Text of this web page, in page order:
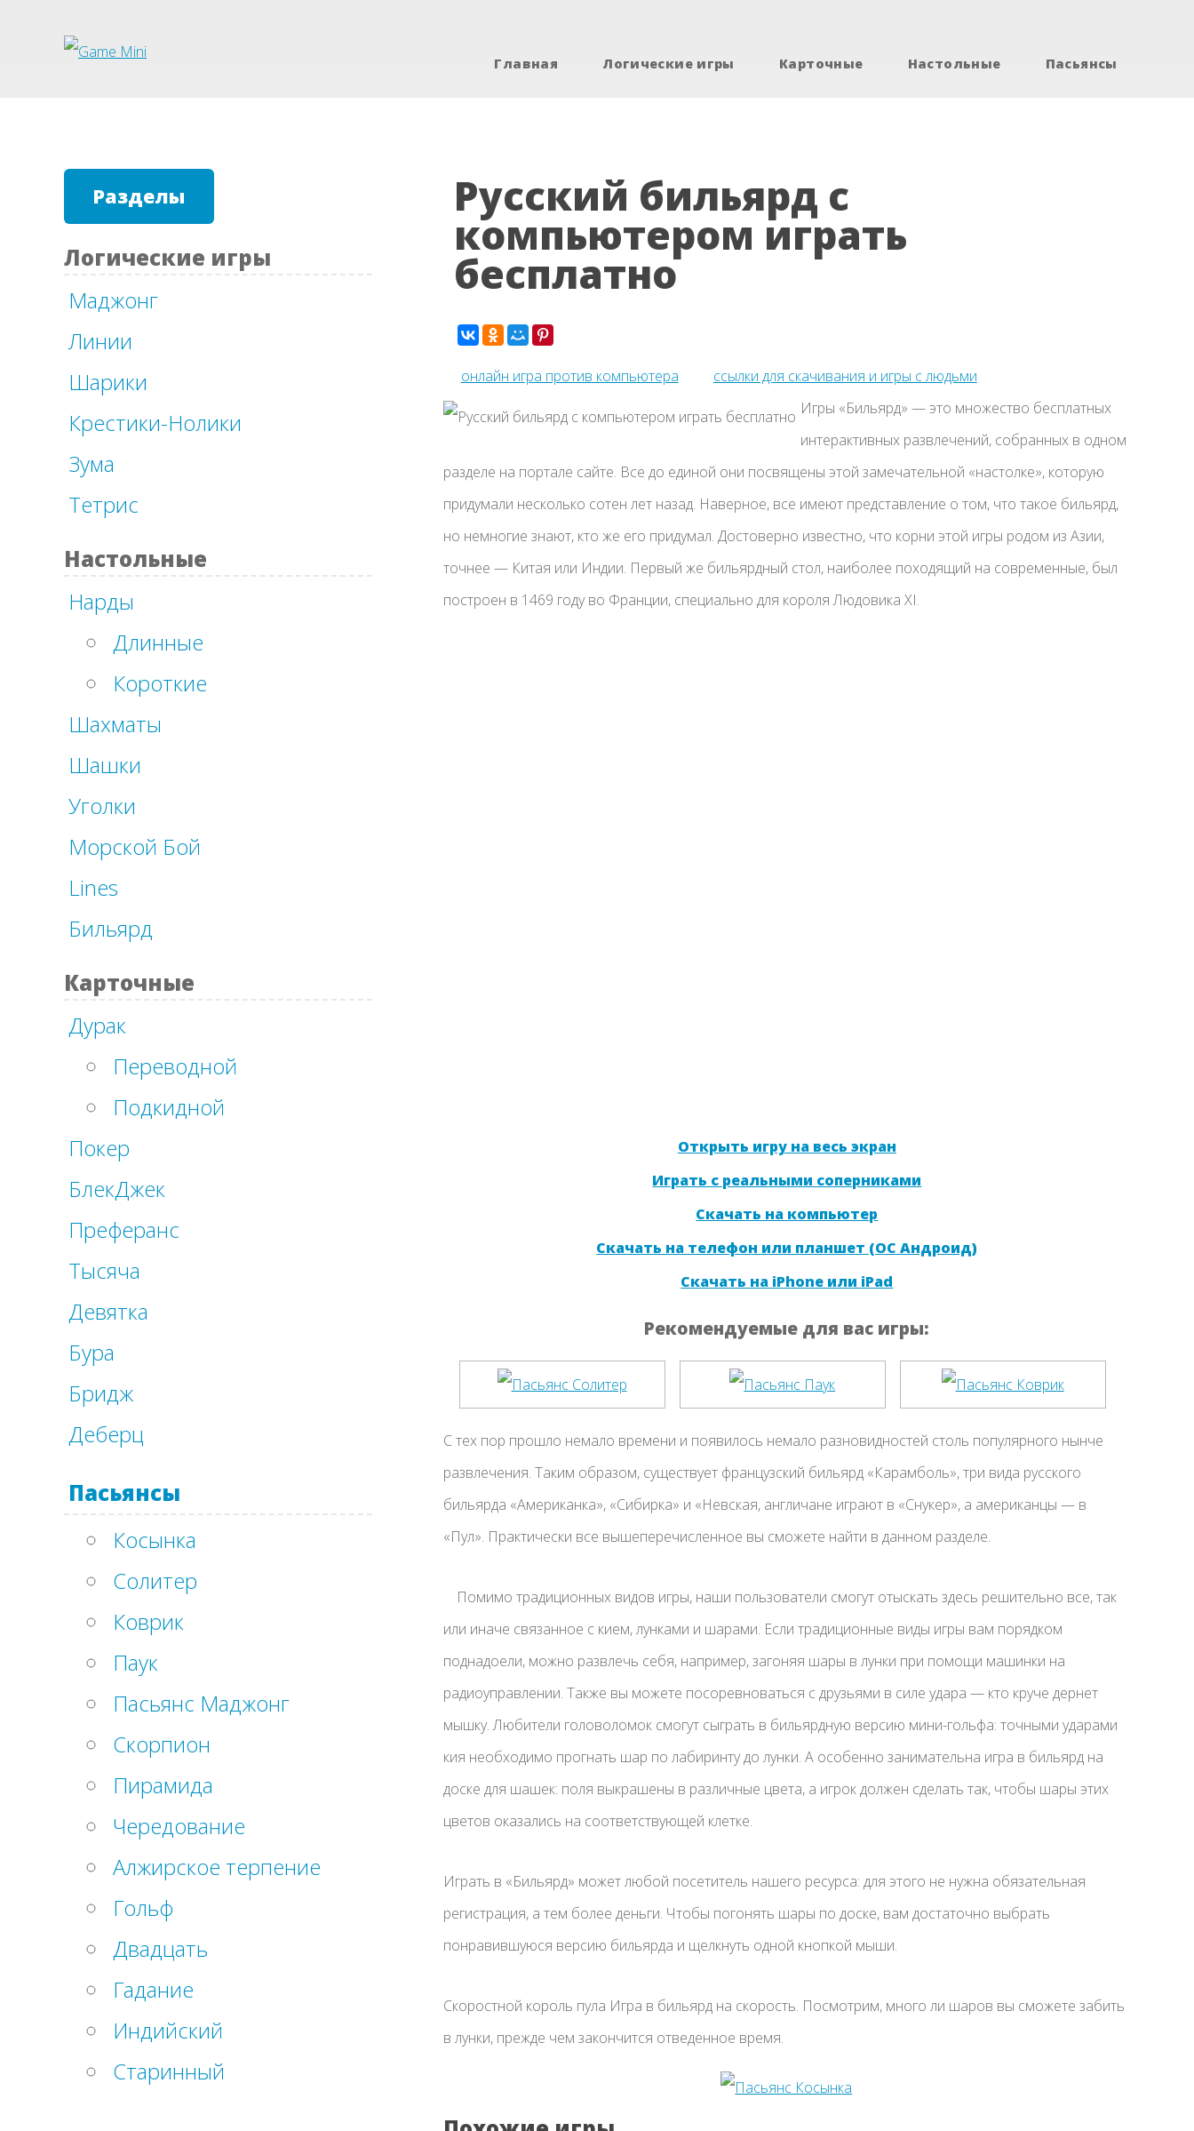
Главная Логические игры Карточные Настольные Пасьянсы
Разделы
Логические игры
Маджонг
Линии
Шарики
Крестики-Нолики
Зума
Тетрис
Настольные
Нарды
Длинные
Короткие
Шахматы
Шашки
Уголки
Морской Бой
Lines
Бильярд
Карточные
Дурак
Переводной
Подкидной
Покер
БлекДжек
Преферанс
Тысяча
Девятка
Бура
Бридж
Деберц
Пасьянсы
Косынка
Солитер
Коврик
Паук
Пасьянс Маджонг
Скорпион
Пирамида
Чередование
Алжирское терпение
Гольф
Двадцать
Гадание
Индийский
Старинный
Русский бильярд с
компьютером играть
бесплатно
онлайн игра против компьютера
ссылки для скачивания и игры с людьми
Игры «Бильярд» — это множество бесплатных
интерактивных развлечений, собранных в одном
разделе на портале сайте. Все до единой они посвящены этой замечательной «настолке», которую
придумали несколько сотен лет назад. Наверное, все имеют представление о том, что такое бильярд,
но немногие знают, кто же его придумал. Достоверно известно, что корни этой игры родом из Азии,
точнее — Китая или Индии. Первый же бильярдный стол, наиболее походящий на современные, был
построен в 1469 году во Франции, специально для короля Людовика XI.
Открыть игру на весь экран
Играть с реальными соперниками
Скачать на компьютер
Скачать на телефон или планшет (ОС Андроид)
Скачать на iPhone или iPad
Рекомендуемые для вас игры:
С тех пор прошло немало времени и появилось немало разновидностей столь популярного нынче
развлечения. Таким образом, существует французский бильярд «Карамболь», три вида русского
бильярда «Американка», «Сибирка» и «Невская, англичане играют в «Снукер», а американцы — в
«Пул». Практически все вышеперечисленное вы сможете найти в данном разделе.
Помимо традиционных видов игры, наши пользователи смогут отыскать здесь решительно все, так
или иначе связанное с кием, лунками и шарами. Если традиционные виды игры вам порядком
поднадоели, можно развлечь себя, например, загоняя шары в лунки при помощи машинки на
радиоуправлении. Также вы можете посоревноваться с друзьями в силе удара — кто круче дернет
мышку. Любители головоломок смогут сыграть в бильярдную версию мини-гольфа: точными ударами
кия необходимо прогнать шар по лабиринту до лунки. А особенно занимательна игра в бильярд на
доске для шашек: поля выкрашены в различные цвета, а игрок должен сделать так, чтобы шары этих
цветов оказались на соответствующей клетке.
Играть в «Бильярд» может любой посетитель нашего ресурса: для этого не нужна обязательная
регистрация, а тем более деньги. Чтобы погонять шары по доске, вам достаточно выбрать
понравившуюся версию бильярда и щелкнуть одной кнопкой мыши.
Скоростной король пула Игра в бильярд на скорость. Посмотрим, много ли шаров вы сможете забить
в лунки, прежде чем закончится отведенное время.